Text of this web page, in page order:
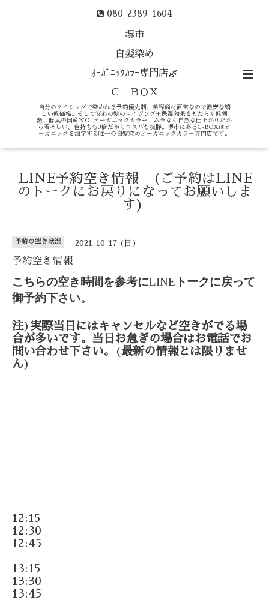
080-2389-1604
堺市
白髪染め
ｵｰｶﾞﾆｯｸｶﾗｰ専門店🌿
Ｃ－ＢＯＸ
自分のタイミングで染めれる予約優先制、美容商材直営なので激安な嬉
しい低価格。そして安心の髪のエイジング＋保湿効果をもたらす低刺
激、低臭の国産ＮＯ1オーガニックカラー ムラなく自然な仕上がりだか
ら若々しい。色持ちも3倍だからコスパも抜群。堺市にあるC-BOXはオ
ーガニックを加学する唯一の白髪染めオーガニックカラー専門店です。
LINE予約空き情報 (ご予約はLINE
のトークにお戻りになってお願いしま
す)
予約の空き状況 2021-10-17 (日)
予約空き情報
こちらの空き時間を参考にLINE トークに戻って
御予約下さい。
注) 実際当日にはキャンセルなど空きがでる場
合が多いです。当日お急ぎの場合はお電話でお
問い合わせ下さい。
(最新の情報とは限りませ
ん)
12:15
12:30
12:45
13:15
13:30
13:45